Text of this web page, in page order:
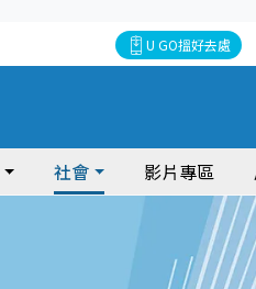
U GO搵好去處
社會 影片專區